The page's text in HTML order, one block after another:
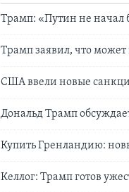
Трамп: «Путин не начал
Трамп заявил, что
США ввели новые
Дональд Трамп
Купить Гренландию:
Келлог: Трамп готов